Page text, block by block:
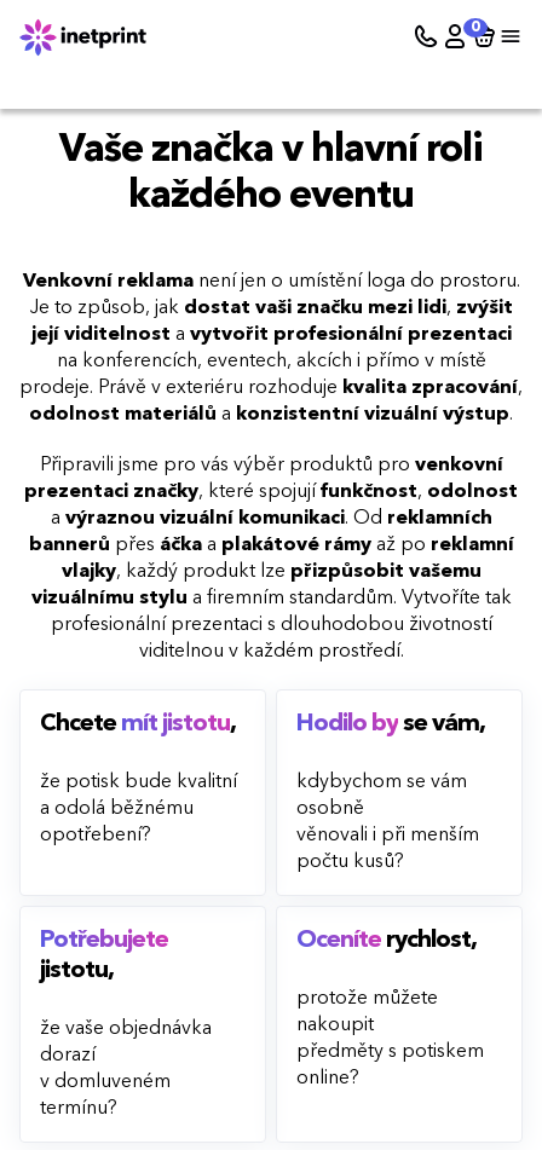
0
Vaše značka v hlavní roli
každého eventu
Venkovní reklama není jen o umístění loga do prostoru.
Je to způsob, jak dostat vaši značku mezi lidi, zvýšit
její viditelnost a vytvořit profesionální prezentaci
na konferencích, eventech, akcích i přímo v místě
prodeje. Právě v exteriéru rozhoduje kvalita zpracování,
odolnost materiálů a konzistentní vizuální výstup.
Připravili jsme pro vás výběr produktů pro venkovní
prezentaci značky, které spojují funkčnost, odolnost
a výraznou vizuální komunikaci. Od reklamních
bannerů přes áčka a plakátové rámy až po reklamní
vlajky, každý produkt lze přizpůsobit vašemu
vizuálnímu stylu a firemním standardům. Vytvoříte tak
profesionální prezentaci s dlouhodobou životností
viditelnou v každém prostředí.
Chcetemít jistotu,
že potisk bude kvalitní
a odolá běžnému
opotřebení?
Hodilo by se vám,
kdybychom se vám
osobně
věnovali i při menším
počtu kusů?
Potřebujete
jistotu,
že vaše objednávka
dorazí
v domluveném
termínu?
Oceníte rychlost,
protože můžete
nakoupit
předměty s potiskem
online?